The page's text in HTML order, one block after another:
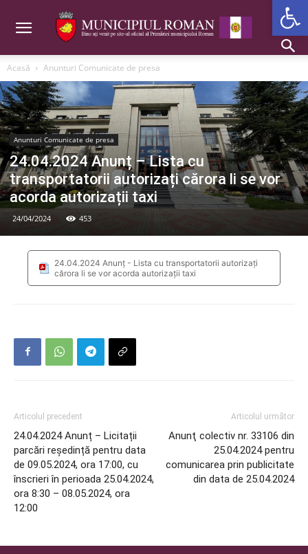
Acasă Anunturi Comunicate de presa
Anunturi Comunicate de presa
24.04.2024 Anunț – Lista cu
transportatorii autorizați cărora li se vor
acorda autorizații taxi
24/04/2024 453
24.04.2024 Anunț - Lista cu transportatorii autorizați
cărora li se vor acorda autorizații taxi
Articolul precedent
24.04.2024 Anunț – Licitații
parcări reședință pentru data
de 09.05.2024, ora 17:00, cu
înscrieri în perioada 25.04.2024,
ora 8:30 – 08.05.2024, ora
12:00
Articolul următor
Anunţ colectiv nr. 33106 din
25.04.2024 pentru
comunicarea prin publicitate
din data de 25.04.2024